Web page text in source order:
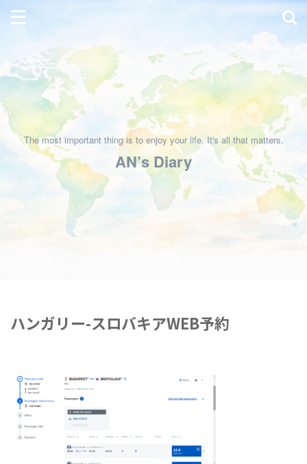
The most important thing is to enjoy your life. It's all that matters.
AN’s Diary
ハンガリー-スロバキアWEB予約